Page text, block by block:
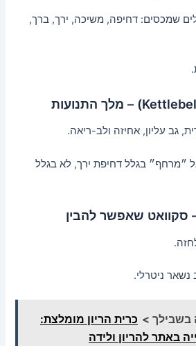
שמכסים: דחיפה, משיכה, ירך, ברך,
גב עליון, אחיזה ולב-ריאה.
״מרחף״ בגלל דחיפת ירך, לא בגלל
נשאר ניטרלי.
בשבילך > כרית הריון מומלצת:
באתר להריון ולידה